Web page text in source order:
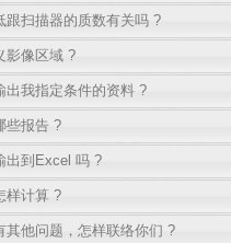
跟扫描器的质数有关吗 ?
影像区域 ?
出我指定条件的资料 ?
些报告 ?
出到Excel 吗 ?
样计算 ?
其他问题，怎样联络你们 ?